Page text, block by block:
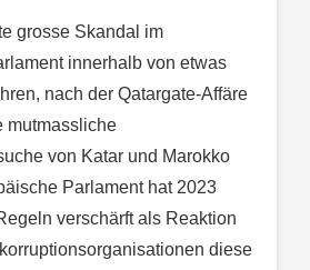
grosse Skandal im
innerhalb von etwas
nach der Qatargate-Affäre
mutmassliche
von Katar und Marokko
Parlament hat 2023
verschärft als Reaktion
diese